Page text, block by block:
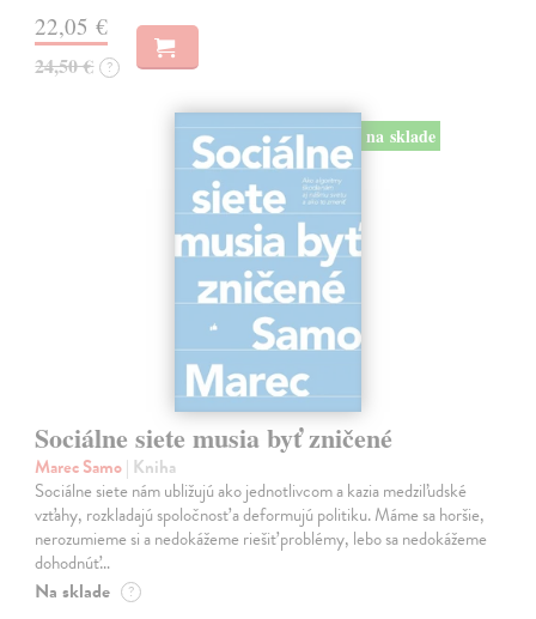
22,05 €
24,50 € ?
na sklade
Sociálne siete musia byť zničené
Marec Samo| Kniha
Sociálne siete nám ubližujú ako jednotlivcom a kazia medziľudské
vzťahy, rozkladajú spoločnosť a deformujú politiku. Máme sa horšie,
nerozumieme si a nedokážeme riešiť problémy, lebo sa nedokážeme
dohodnúť…
Na sklade ?